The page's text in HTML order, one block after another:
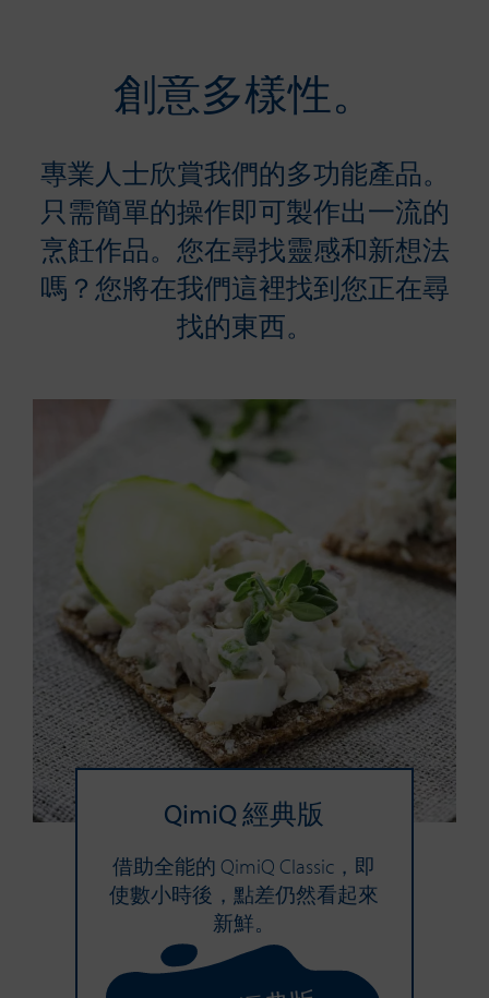
創意多樣性。
專業人士欣賞我們的多功能產品。
只需簡單的操作即可製作出一流的
烹飪作品。您在尋找靈感和新想法
嗎？您將在我們這裡找到您正在尋
找的東西。
QimiQ 經典版
借助全能的 QimiQ Classic，即
使數小時後，點差仍然看起來
新鮮。